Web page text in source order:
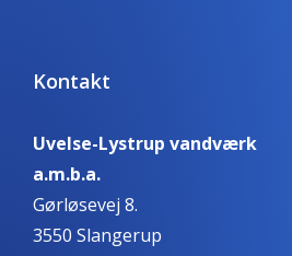
Kontakt
Uvelse-Lystrup vandværk
a.m.b.a.
Gørløsevej 8.
3550 Slangerup